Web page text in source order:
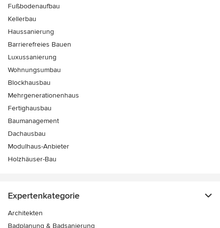
Fußbodenaufbau
Kellerbau
Haussanierung
Barrierefreies Bauen
Luxussanierung
Wohnungsumbau
Blockhausbau
Mehrgenerationenhaus
Fertighausbau
Baumanagement
Dachausbau
Modulhaus-Anbieter
Holzhäuser-Bau
Expertenkategorie
Architekten
Badplanung & Badsanierung